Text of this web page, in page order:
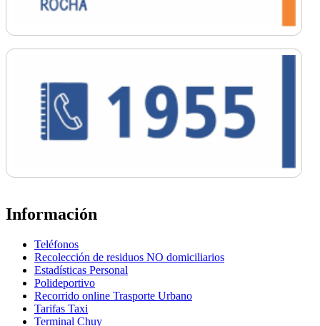
Información
Teléfonos
Recolección de residuos NO domiciliarios
Estadísticas Personal
Polideportivo
Recorrido online Trasporte Urbano
Tarifas Taxi
Terminal Chuy